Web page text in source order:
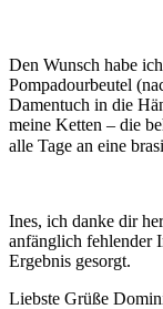
Den Wunsch habe
Pompadourbeutel
Damentuch in die
meine Ketten – die
alle Tage an eine
Ines, ich danke dir
anfänglich fehlender
Ergebnis gesorgt.
Liebste Grüße